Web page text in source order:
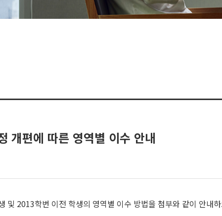
개편에 따른 영역별 이수 안내
및 2013학번 이전 학생의 영역별 이수 방법을 첨부와 같이 안내